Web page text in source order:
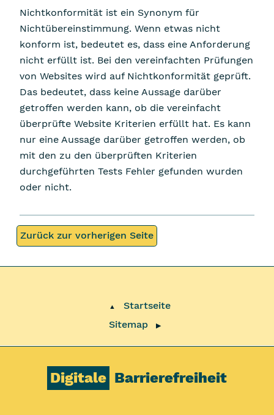
Nichtkonformität ist ein Synonym für
Nichtübereinstimmung. Wenn etwas nicht
konform ist, bedeutet es, dass eine Anforderung
nicht erfüllt ist. Bei den vereinfachten Prüfungen
von Websites wird auf Nichtkonformität geprüft.
Das bedeutet, dass keine Aussage darüber
getroffen werden kann, ob die vereinfacht
überprüfte Website Kriterien erfüllt hat. Es kann
nur eine Aussage darüber getroffen werden, ob
mit den zu den überprüften Kriterien
durchgeführten Tests Fehler gefunden wurden
oder nicht.
Zurück zur vorherigen Seite
▲
Startseite
Sitemap
▶
Digitale Barrierefreiheit